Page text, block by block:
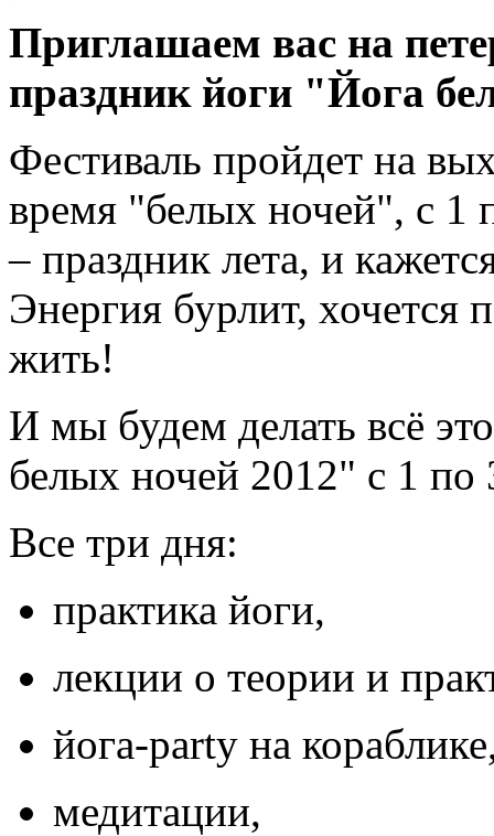
Приглашаем вас на
праздник йоги "Йога
Фестиваль пройдет на
время "белых ночей", с 1
– праздник лета, и
Энергия бурлит, хочется
жить!
И мы будем делать всё
белых ночей 2012" с 1
Все три дня:
практика йоги,
лекции о теории и
йога-party на
медитации,